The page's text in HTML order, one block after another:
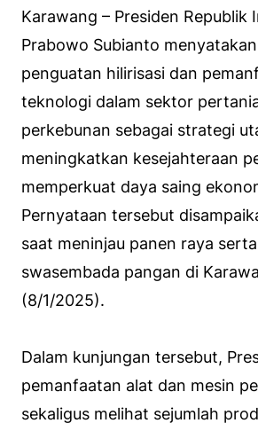
Karawang – Presiden Republik
Prabowo Subianto
penguatan hilirisasi dan
teknologi dalam sektor
perkebunan sebagai strategi
meningkatkan kesejahteraan
memperkuat daya saing
Pernyataan tersebut
saat meninjau panen raya
swasembada pangan di
(8/1/2025).
Dalam kunjungan tersebut,
pemanfaatan alat dan mesin
sekaligus melihat sejumlah